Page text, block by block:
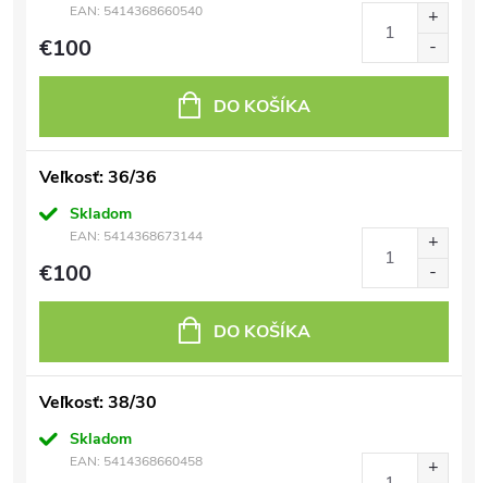
EAN: 5414368660540
€100
DO KOŠÍKA
Veľkosť: 36/36
Skladom
EAN: 5414368673144
€100
DO KOŠÍKA
Veľkosť: 38/30
Skladom
EAN: 5414368660458